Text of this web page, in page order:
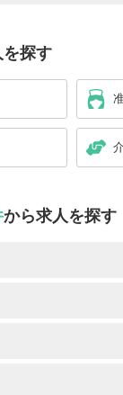
探す
から求人を探す